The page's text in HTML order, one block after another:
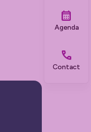
Agenda
Contact